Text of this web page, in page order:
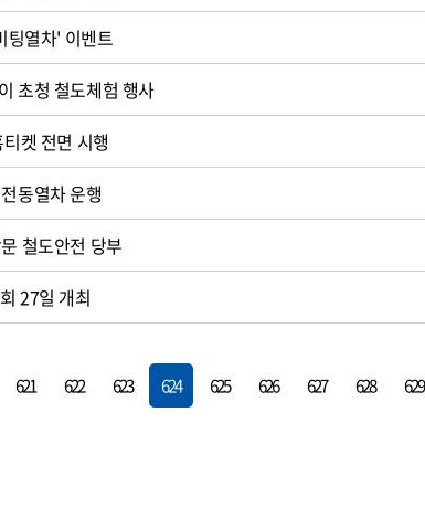
팅열차' 이벤트
초청 철도체험 행사
켓 전면 시행
동열차 운행
철도안전 당부
27일 개최
621 622 623 624 625 626 627 628 629